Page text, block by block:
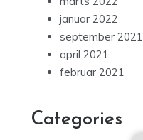
januar 2022
september 2021
april 2021
februar 2021
Categories